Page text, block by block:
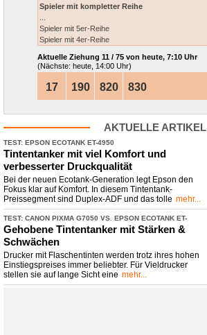
Spieler mit kompletter Reihe
Spieler mit 5er-Reihe
Spieler mit 4er-Reihe
Aktuelle Ziehung 11 / 75 von heute, 7:10 Uhr
(Nächste: heute, 14:00 Uhr)
17 190 820 830
AKTUELLE ARTIKEL
TEST: EPSON ECOTANK ET-​4950
Tintentanker mit viel Komfort und
verbesserter Druckqualität
Bei der neuen Ecotank-Generation legt Epson den
Fokus klar auf Komfort. In diesem Tintentank-
Preissegment sind Duplex-ADF und das tolle mehr...
TEST: CANON PIXMA G7050 VS. EPSON ECOTANK ET-
​4850 VS. HP SMART TANK 7305
Gehobene Tintentanker mit Stärken &
Schwächen
Drucker mit Flaschentinten werden trotz ihres hohen
Einstiegspreises immer beliebter. Für Vieldrucker
stellen sie auf lange Sicht eine mehr...